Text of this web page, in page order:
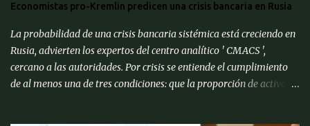
Economistas pro-Kremlin predicen una crisis bancaria en Rusia
La probabilidad de una crisis bancaria sistémica está creciendo en
Rusia, advierten los expertos del centro analítico ' CMACS ',
cercano a las autoridades. Por crisis se entiende el cumplimiento
de al menos una de tres condiciones: que la proporción de activos